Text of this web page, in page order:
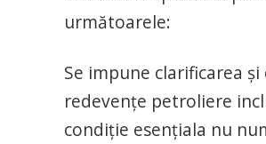
următoarele:
Se impune clarificarea
redevențe petroliere
condiție esențiala nu